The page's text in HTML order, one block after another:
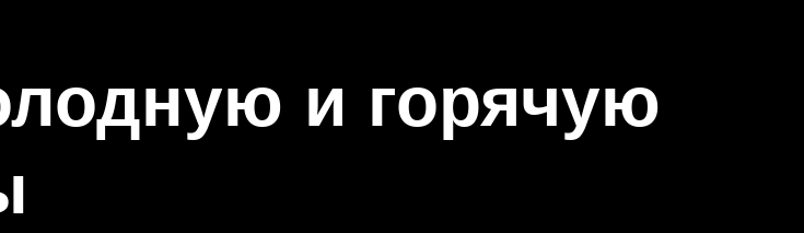
и горячую